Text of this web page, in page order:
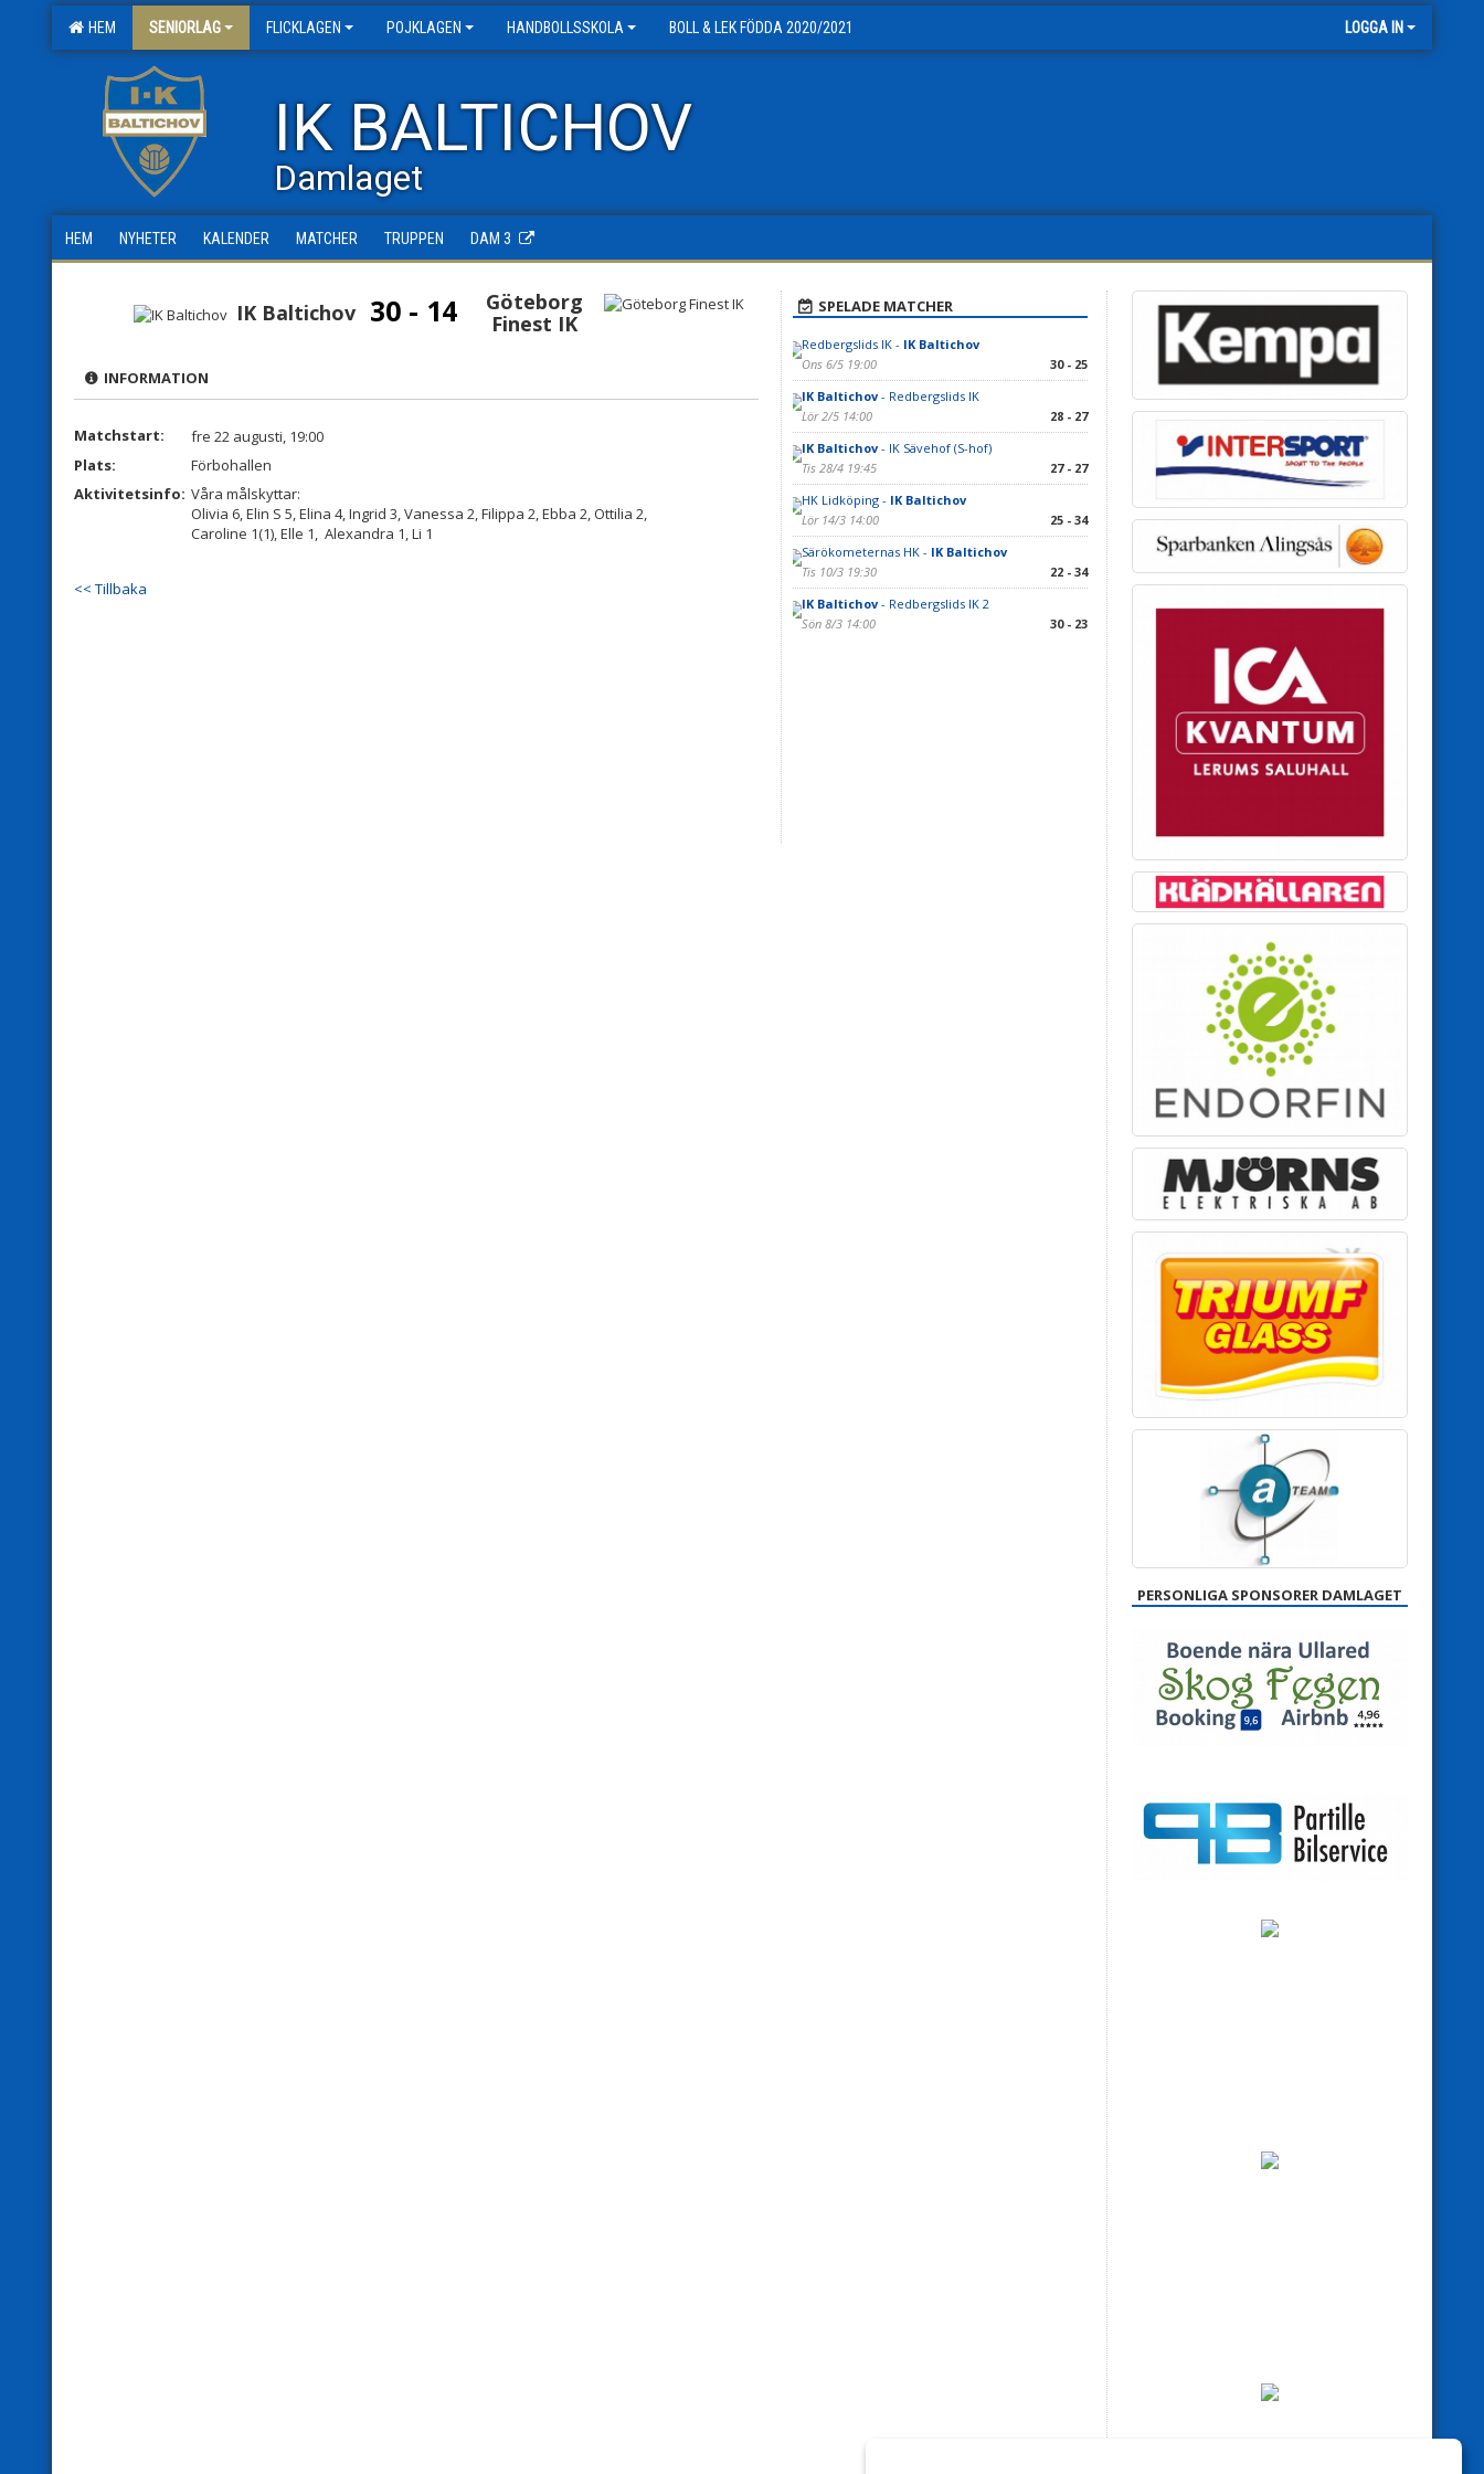
HEM SENIORLAG FLICKLAGEN POJKLAGEN HANDBOLLSSKOLA BOLL & LEK FÖDDA 2020/2021 LOGGA IN
IK BALTICHOV
Damlaget
HEM NYHETER KALENDER MATCHER TRUPPEN DAM 3
IK Baltichov 30 - 14
Göteborg
Finest IK
INFORMATION
Matchstart:
fre 22 augusti, 19:00
Plats:
Förbohallen
Aktivitetsinfo: Våra målskyttar:
Olivia 6, Elin S 5, Elina 4, Ingrid 3, Vanessa 2, Filippa 2, Ebba 2, Ottilia 2,
Caroline 1(1), Elle 1, Alexandra 1, Li 1
<< Tillbaka
SPELADE MATCHER
Redbergslids IK - IK Baltichov
Ons 6/5 19:00
30 - 25
IK Baltichov- Redbergslids IK
Lör 2/5 14:00
28 - 27
IK Baltichov- IK Sävehof (S-hof)
Tis 28/4 19:45
27 - 27
HK Lidköping - IK Baltichov
Lör 14/3 14:00
25 - 34
Särökometernas HK - IK Baltichov
Tis 10/3 19:30
22 - 34
IK Baltichov- Redbergslids IK 2
Sön 8/3 14:00
30 - 23
PERSONLIGA SPONSORER DAMLAGET